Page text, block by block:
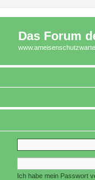
Das Forum
Ich habe mein Passwort